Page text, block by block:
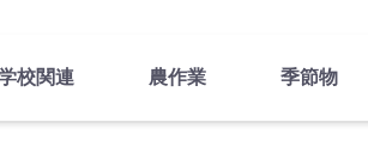
校関連 農作業 季節物